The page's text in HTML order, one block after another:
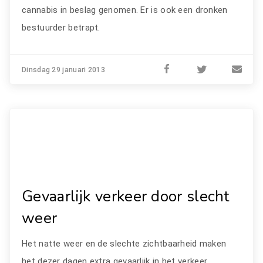
cannabis in beslag genomen. Er is ook een dronken
bestuurder betrapt.
Dinsdag 29 januari 2013
Gevaarlijk verkeer door slecht
weer
Het natte weer en de slechte zichtbaarheid maken